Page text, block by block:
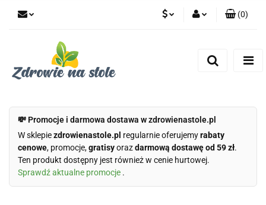
(0)
💸 Promocje i darmowa dostawa w zdrowienastole.pl
W sklepiezdrowienastole.pl regularnie oferujemyrabaty
cenowe, promocje,gratisyorazdarmową dostawę od 59 zł.
Ten produkt dostępny jest również w cenie hurtowej.
Sprawdź aktualne promocje .